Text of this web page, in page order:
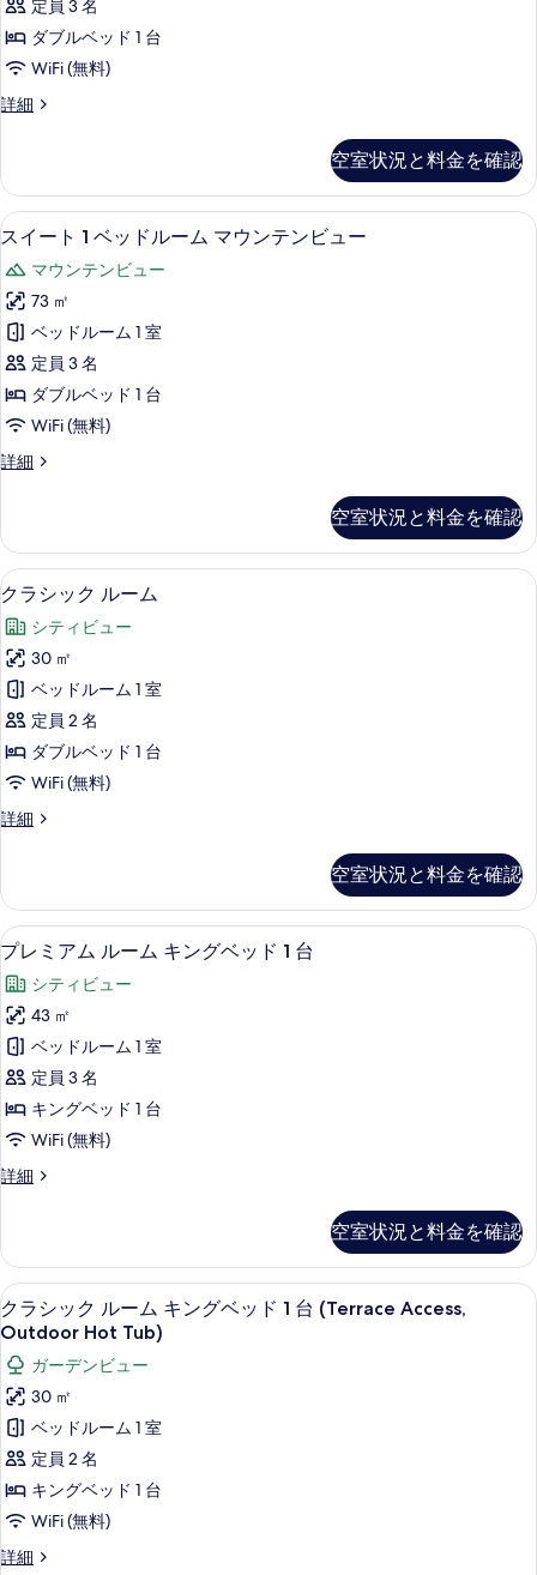
べ
て
の
写
表
示
す
る
細
す
べ
て
真
を
表
示
す
る
ド
台
詳
ベ
ッ
ド
ル
ム
の
す
べ
て
の
写
真
を
表
る
定員 3 名
ダブルベッド 1 台
WiFi (無料)
詳細
ス
1
ベ
ッ
ル
ー
ム
の
詳
細
空室状況と料金を確認
ス
ー
ト
ベ
ッ
ド
ル
ム
マ
ウ
ン
テ
ン
ビ
ュ
ー
の
て
の
写
真
を
表
示
す
る
高級寝具、ミニバー、セーフティボ
9
スイート 1 ベッドルーム マウンテンビュー
マウンテンビュー
73 ㎡
ベッドルーム 1 室
定員 3 名
ダブルベッド 1 台
WiFi (無料)
詳細
ス
1
ベ
ッ
ル
ー
ム
マ
ウ
ン
テ
ン
ュ
詳
細
空室状況と料金を確認
ク
ラ
シ
ッ
ク
ル
ー
ム
の
べ
て
の
写
真
を
表
示
す
る
6
クラシック ルーム
シティビュー
30 ㎡
ベッドルーム 1 室
定員 2 名
ダブルベッド 1 台
WiFi (無料)
詳細
ク
ク
ル
ー
の
詳
細
空室状況と料金を確認
プ
レ
ミ
ア
ム
ル
ー
ム
キ
グ
ベ
ッ
ド
台
の
す
べ
て
の
5
プレミアム ルーム キングベッド 1 台
シティビュー
43 ㎡
ベッドルーム 1 室
定員 3 名
キングベッド 1 台
WiFi (無料)
詳細
プ
ム
ル
ー
ム
ン
グ
ベ
ッ
ド
台
の
細
空室状況と料金を確認
ク
ラ
シ
ッ
ク
ル
ー
ム
キ
クラシック ルーム キングベッド 1
5
クラシック ルーム キングベッド 1 台 (Terrace Access,
Outdoor Hot Tub)
ガーデンビュー
30 ㎡
ベッドルーム 1 室
定員 2 名
キングベッド 1 台
WiFi (無料)
詳細
ク